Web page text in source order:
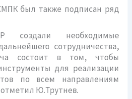
был также подписан ряд
необходимые
сотрудничества,
состоит в том, чтобы
для реализации
по всем направлениям
Ю.Трутнев.